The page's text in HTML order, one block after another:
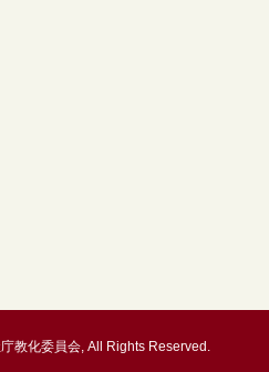
教化委員会, All Rights Reserved.